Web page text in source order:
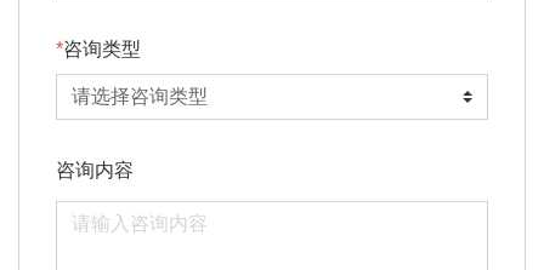
咨询类型
咨询内容